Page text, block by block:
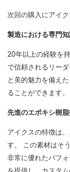
次回の購入にアイ
製造における専門
20年以上の経験を
で信頼されるリー
と美的魅力を備え
ることができます。
先進のエポキシ樹
アイクスの特徴は
す。 この素材はそ
非常に優れたパフ